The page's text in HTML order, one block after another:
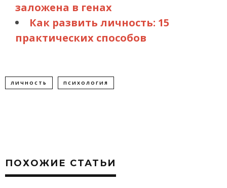
заложена в генах
Как развить личность: 15
практических способов
ЛИЧНОСТЬ ПСИХОЛОГИЯ
ПОХОЖИЕ СТАТЬИ